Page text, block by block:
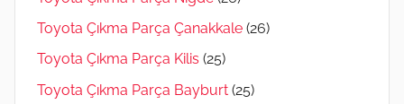
Toyota Çıkma Parça Çanakkale (26)
Toyota Çıkma Parça Kilis (25)
Toyota Çıkma Parça Bayburt (25)